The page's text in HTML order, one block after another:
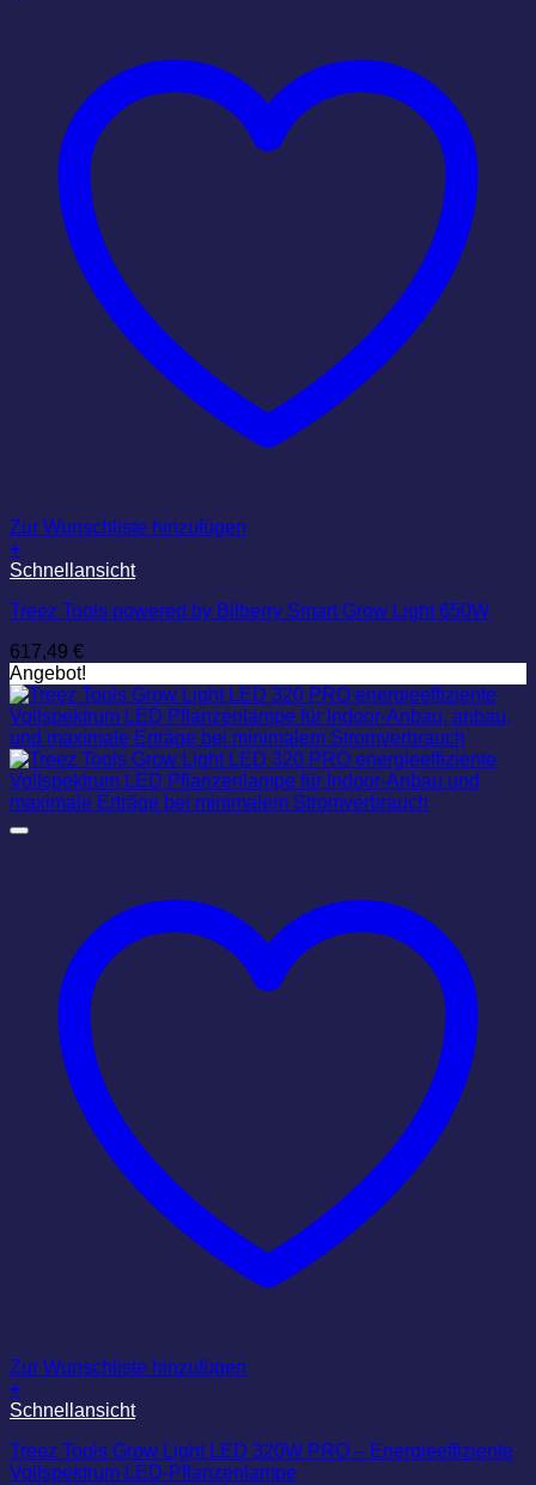
Zur Wunschliste hinzufügen
+
Schnellansicht
Treez Tools powered by Bilberry Smart Grow Light 650W
617,49 €
Angebot!
Zur Wunschliste hinzufügen
+
Schnellansicht
Treez Tools Grow Light LED 320W PRO – Energieeffiziente
Vollspektrum LED-Pflanzenlampe